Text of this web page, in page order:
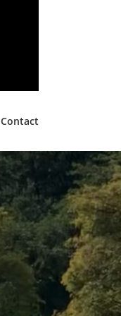
Contact